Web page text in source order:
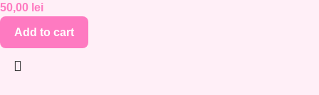
50,00 lei
Add to cart